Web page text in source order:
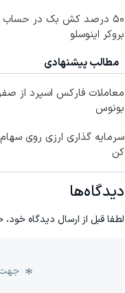
بروکر اینوسلو
مطالب پیشنهادی
بونوس
سرمایه گذاری ارزی روی
کن
دیدگاه‌ها
لطفا قبل از ارسال دیدگاه خود،
جهت